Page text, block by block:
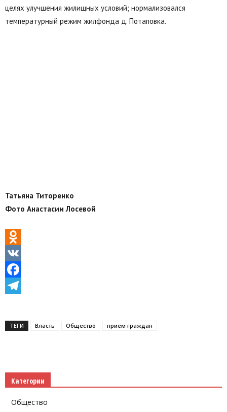
целях улучшения жилищных условий; нормализовался
температурный режим жилфонда д. Потаповка.
Татьяна Титоренко
Фото Анастасии Лосевой
Odnoklassniki
VK
Facebook
ТЕГИ Власть Общество прием граждан
Категории
Общество